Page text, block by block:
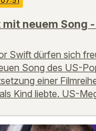
neuem Song
Swift dürfen sich
Song des US-
einer
Kind liebte. US-